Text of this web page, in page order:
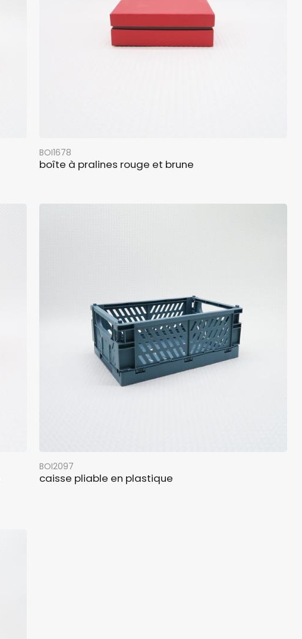
BOI1678
boîte à pralines rouge et brune
BOI2097
caisse pliable en plastique